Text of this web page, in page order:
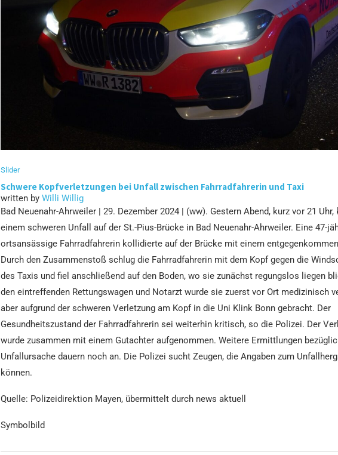
Slider
Schwere Kopfverletzungen bei Unfall zwischen Fahrradfahrerin und Taxi
written by Willi Willig
Bad Neuenahr-Ahrweiler | 29. Dezember 2024 | (ww). Gestern Abend, kurz vor 21 Uhr,
einem schweren Unfall auf der St.-Pius-Brücke in Bad Neuenahr-Ahrweiler. Eine 47-
ortsansässige Fahrradfahrerin kollidierte auf der Brücke mit einem
Durch den Zusammenstoß schlug die Fahrradfahrerin mit dem Kopf gegen die
des Taxis und fiel anschließend auf den Boden, wo sie zunächst regungslos liegen
den eintreffenden Rettungswagen und Notarzt wurde sie zuerst vor Ort medizinisch
aber aufgrund der schweren Verletzung am Kopf in die Uni Klink Bonn gebracht. Der
Gesundheitszustand der Fahrradfahrerin sei weiterhin kritisch, so die Polizei. Der
wurde zusammen mit einem Gutachter aufgenommen. Weitere Ermittlungen
Unfallursache dauern noch an. Die Polizei sucht Zeugen, die Angaben zum
können.
Quelle: Polizeidirektion Mayen, übermittelt durch news aktuell
Symbolbild